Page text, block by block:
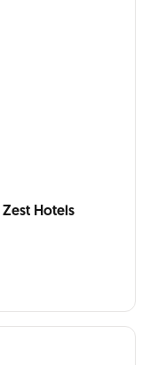
Zest Hotels